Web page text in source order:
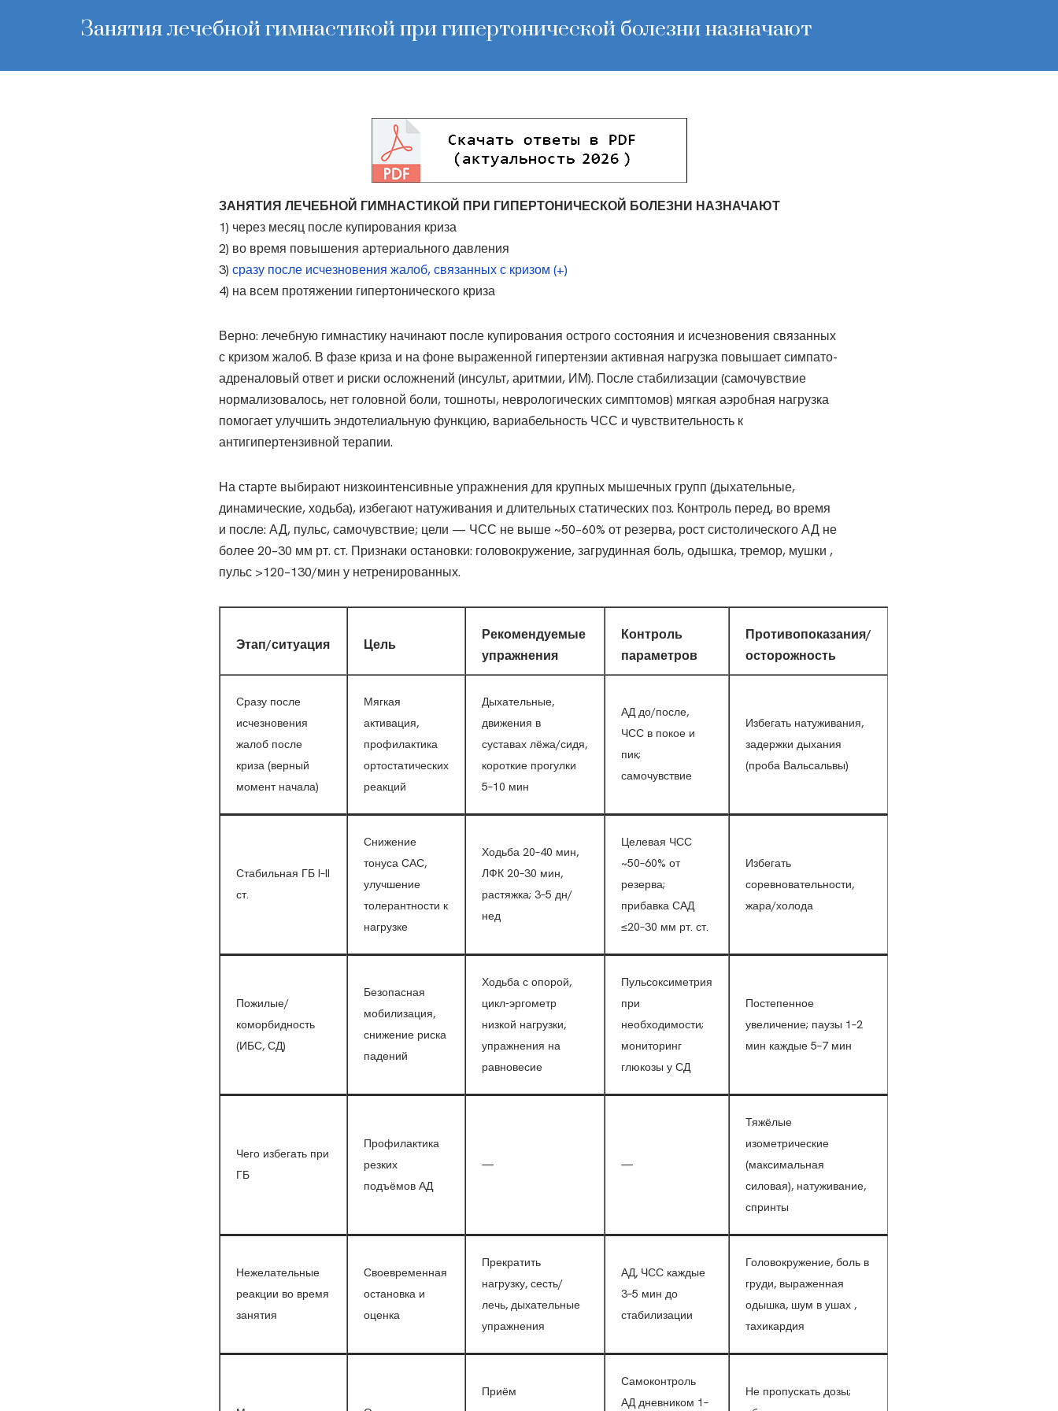
Занятия лечебной гимнастикой при гипертонической болезни назначают
ЗАНЯТИЯ ЛЕЧЕБНОЙ ГИМНАСТИКОЙ ПРИ ГИПЕРТОНИЧЕСКОЙ БОЛЕЗНИ НАЗНАЧАЮТ
1) через месяц после купирования криза
2) во время повышения артериального давления
3) сразу после исчезновения жалоб, связанных с кризом (+)
4) на всем протяжении гипертонического криза
Верно: лечебную гимнастику начинают после купирования острого состояния и исчезновения связанных
с кризом жалоб. В фазе криза и на фоне выраженной гипертензии активная нагрузка повышает симпато-
адреналовый ответ и риски осложнений (инсульт, аритмии, ИМ). После стабилизации (самочувствие
нормализовалось, нет головной боли, тошноты, неврологических симптомов) мягкая аэробная нагрузка
помогает улучшить эндотелиальную функцию, вариабельность ЧСС и чувствительность к
антигипертензивной терапии.
На старте выбирают низкоинтенсивные упражнения для крупных мышечных групп (дыхательные,
динамические, ходьба), избегают натуживания и длительных статических поз. Контроль перед, во время
и после: АД, пульс, самочувствие; цели — ЧСС не выше ~50–60% от резерва, рост систолического АД не
более 20–30 мм рт. ст. Признаки остановки: головокружение, загрудинная боль, одышка, тремор, мушки ,
пульс >120–130/мин у нетренированных.
Этап/ситуация Цель
Рекомендуемые
упражнения
Контроль
параметров
Противопоказания/
осторожность
Сразу после
исчезновения
жалоб после
криза (верный
момент начала)
Мягкая
активация,
профилактика
ортостатических
реакций
Дыхательные,
движения в
суставах лёжа/сидя,
короткие прогулки
5–10 мин
АД до/после,
ЧСС в покое и
пик;
самочувствие
Избегать натуживания,
задержки дыхания
(проба Вальсальвы)
Стабильная ГБ I–II
ст.
Снижение
тонуса САС,
улучшение
толерантности к
нагрузке
Ходьба 20–40 мин,
ЛФК 20–30 мин,
растяжка; 3–5 дн/
нед
Целевая ЧСС
~50–60% от
резерва;
прибавка САД
≤20–30 мм рт. ст.
Избегать
соревновательности,
жара/холода
Пожилые/
коморбидность
(ИБС, СД)
Безопасная
мобилизация,
снижение риска
падений
Ходьба с опорой,
цикл-эргометр
низкой нагрузки,
упражнения на
равновесие
Пульсоксиметрия
при
необходимости;
мониторинг
глюкозы у СД
Постепенное
увеличение; паузы 1–2
мин каждые 5–7 мин
Чего избегать при
ГБ
Профилактика
резких
подъёмов АД
— —
Тяжёлые
изометрические
(максимальная
силовая), натуживание,
спринты
Нежелательные
реакции во время
занятия
Своевременная
остановка и
оценка
Прекратить
нагрузку, сесть/
лечь, дыхательные
упражнения
АД, ЧСС каждые
3–5 мин до
стабилизации
Головокружение, боль в
груди, выраженная
одышка, шум в ушах ,
тахикардия
Приём
Самоконтроль
АД дневником 1–
Не пропускать дозы;